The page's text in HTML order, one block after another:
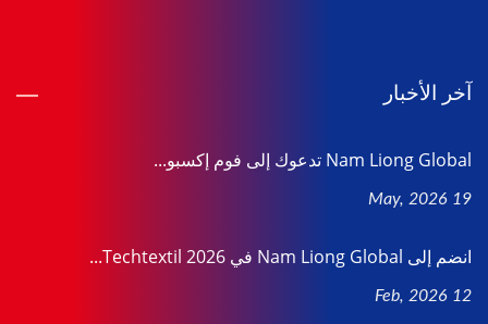
آخر الأخبار
Nam Liong Global تدعوك إلى فوم إكسبو...
19 May, 2026
انضم إلى Nam Liong Global في Techtextil 2026...
12 Feb, 2026